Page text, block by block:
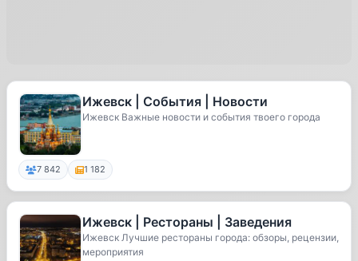
Ижевск | События | Новости
Ижевск Важные новости и события твоего города
7 842 1 182
Ижевск | Рестораны | Заведения
Ижевск Лучшие рестораны города: обзоры, рецензии,
мероприятия